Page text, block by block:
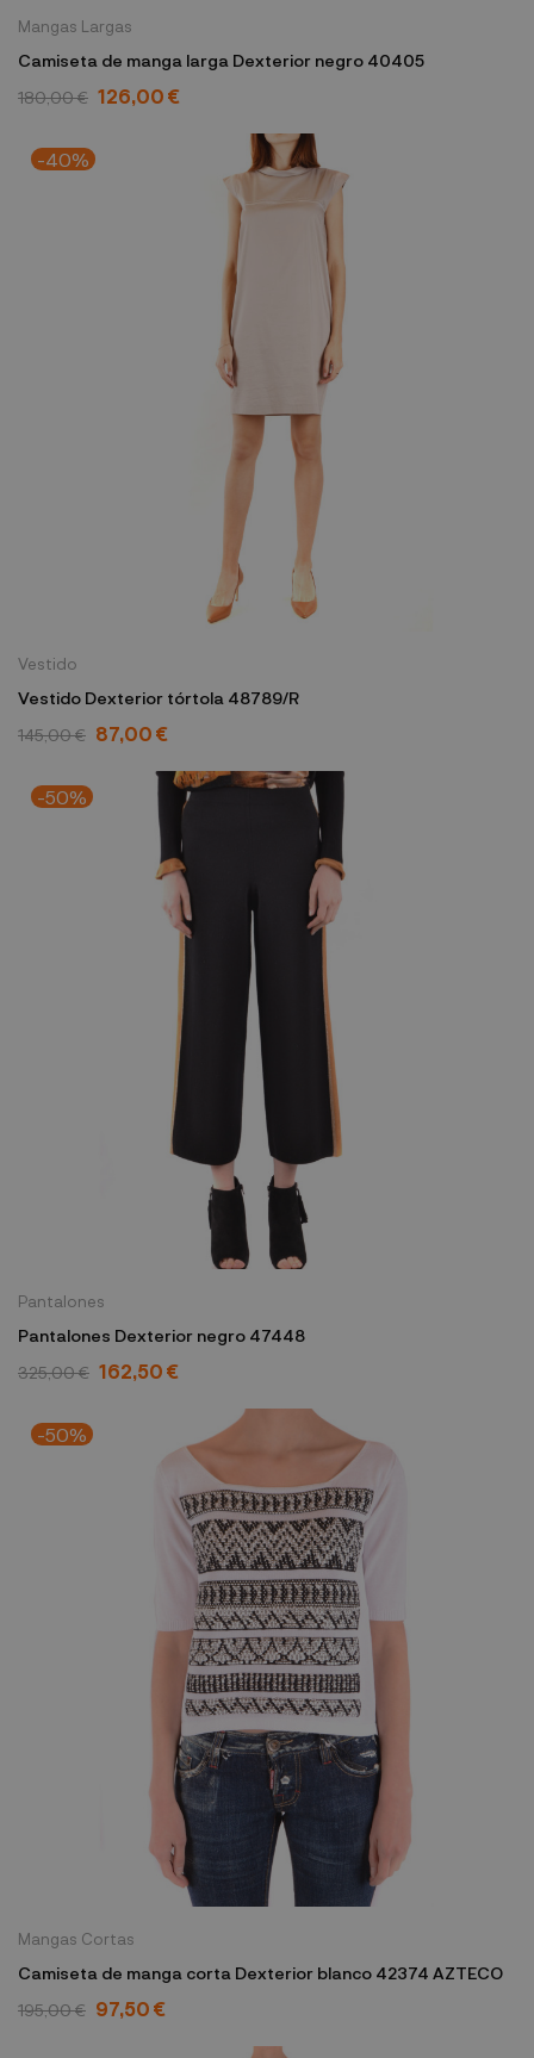
Mangas Largas
Camiseta de manga larga Dexterior negro 40405
180,00 € 126,00 €
-40%
Vestido
Vestido Dexterior tórtola 48789/R
145,00 € 87,00 €
-50%
Pantalones
Pantalones Dexterior negro 47448
325,00 € 162,50 €
-50%
Mangas Cortas
Camiseta de manga corta Dexterior blanco 42374 AZTECO
195,00 € 97,50 €